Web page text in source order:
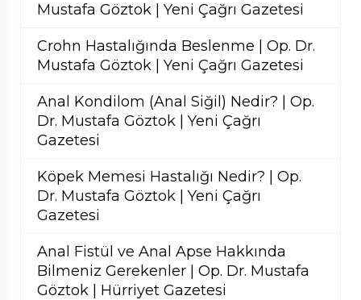
Mustafa Göztok | Yeni Çağrı Gazetesi
Crohn Hastalığında Beslenme | Op. Dr.
Mustafa Göztok | Yeni Çağrı Gazetesi
Anal Kondilom (Anal Siğil) Nedir? | Op.
Dr. Mustafa Göztok | Yeni Çağrı
Gazetesi
Köpek Memesi Hastalığı Nedir? | Op.
Dr. Mustafa Göztok | Yeni Çağrı
Gazetesi
Anal Fistül ve Anal Apse Hakkında
Bilmeniz Gerekenler | Op. Dr. Mustafa
Göztok | Hürriyet Gazetesi